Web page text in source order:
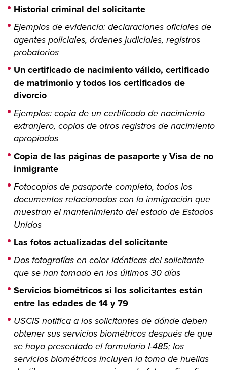
Historial criminal del solicitante
Ejemplos de evidencia: declaraciones oficiales de
agentes policiales, órdenes judiciales, registros
probatorios
Un certificado de nacimiento válido, certificado
de matrimonio y todos los certificados de
divorcio
Ejemplos: copia de un certificado de nacimiento
extranjero, copias de otros registros de nacimiento
apropiados
Copia de las páginas de pasaporte y Visa de no
inmigrante
Fotocopias de pasaporte completo, todos los
documentos relacionados con la inmigración que
muestran el mantenimiento del estado de Estados
Unidos
Las fotos actualizadas del solicitante
Dos fotografías en color idénticas del solicitante
que se han tomado en los últimos 30 días
Servicios biométricos si los solicitantes están
entre las edades de 14 y 79
USCIS notifica a los solicitantes de dónde deben
obtener sus servicios biométricos después de que
se haya presentado el formulario I-485; los
servicios biométricos incluyen la toma de huellas